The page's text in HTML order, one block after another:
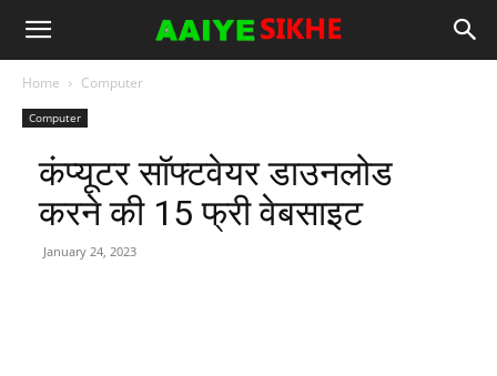
Home Computer
Computer
कंप्यूटर सॉफ्टवेयर डाउनलोड
करने की 15 फ्री वेबसाइट
January 24, 2023